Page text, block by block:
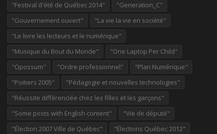
"Festival d'été de Québec 2014"
"Generation_C"
"Gouvernement ouvert"
"La vie la vie en société"
"Le livre les lecteurs et le numérique"
"Musique du Bout du Monde"
"One Laptop Per Child"
"Opossum"
"Ordre professionnel"
"Plan Numérique"
"Poitiers 2005"
"Pédagogie et nouvelles technologies"
"Réussite différenciée chez les filles et les garçons"
"Some posts with English content"
"Vie de député"
"Élection 2007 Ville de Québec"
"Élections Québec 2012"